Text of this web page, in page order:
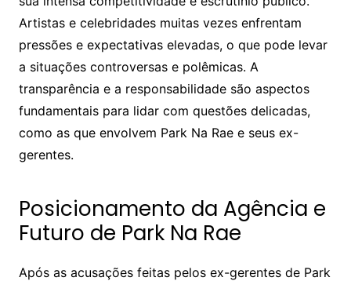
Artistas e celebridades muitas vezes enfrentam
pressões e expectativas elevadas, o que pode levar
a situações controversas e polêmicas. A
transparência e a responsabilidade são aspectos
fundamentais para lidar com questões delicadas,
como as que envolvem Park Na Rae e seus ex-
gerentes.
Posicionamento da Agência e
Futuro de Park Na Rae
Após as acusações feitas pelos ex-gerentes de Park